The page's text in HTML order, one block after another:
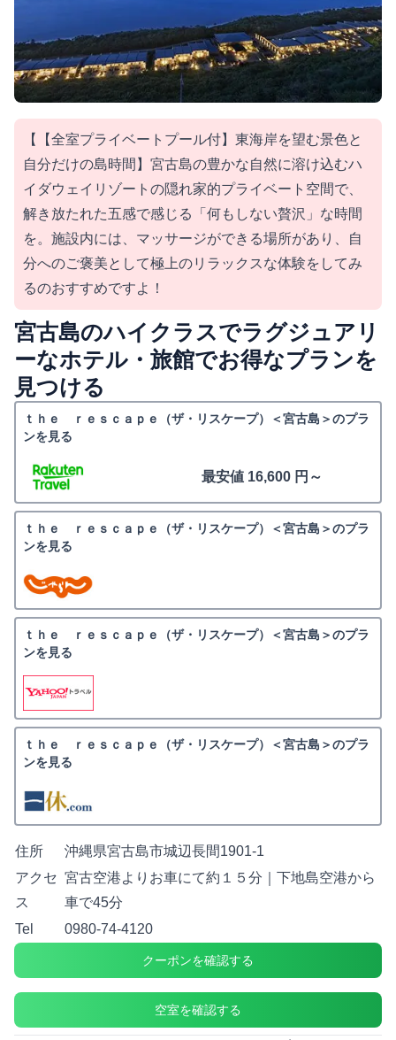
【【全室プライベートプール付】東海岸を望む景色と
自分だけの島時間】宮古島の豊かな自然に溶け込むハ
イダウェイリゾートの隠れ家的プライベート空間で、
解き放たれた五感で感じる「何もしない贅沢」な時間
を。施設内には、マッサージができる場所があり、自
分へのご褒美として極上のリラックスな体験をしてみ
るのおすすめですよ！
宮古島のハイクラスでラグジュアリ
ーなホテル・旅館でお得なプランを
見つける
ｔｈｅ ｒｅｓｃａｐｅ（ザ・リスケープ）＜宮古島＞のプラ
ンを見る
最安値 16,600 円～
ｔｈｅ ｒｅｓｃａｐｅ（ザ・リスケープ）＜宮古島＞のプラ
ンを見る
ｔｈｅ ｒｅｓｃａｐｅ（ザ・リスケープ）＜宮古島＞のプラ
ンを見る
ｔｈｅ ｒｅｓｃａｐｅ（ザ・リスケープ）＜宮古島＞のプラ
ンを見る
住所
沖縄県宮古島市城辺長間1901-1
アクセ
ス
宮古空港よりお車にて約１５分｜下地島空港から
車で45分
Tel
0980-74-4120
クーポンを確認する
空室を確認する